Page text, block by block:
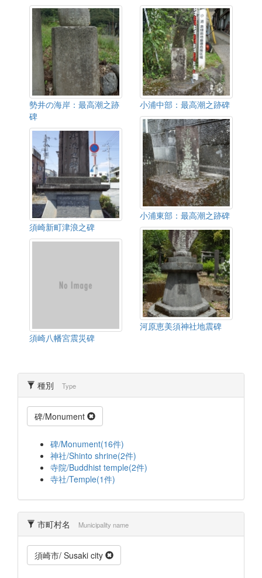
勢井の海岸：最高潮之跡
碑
小浦中部：最高潮之跡碑
小浦東部：最高潮之跡碑
須崎新町津浪之碑
河原恵美須神社地震碑
須崎八幡宮震災碑
種別 Type
碑/Monument
碑/Monument(16件)
神社/Shinto shrine(2件)
寺院/Buddhist temple(2件)
寺社/Temple(1件)
市町村名 Municipality name
須崎市/ Susaki city